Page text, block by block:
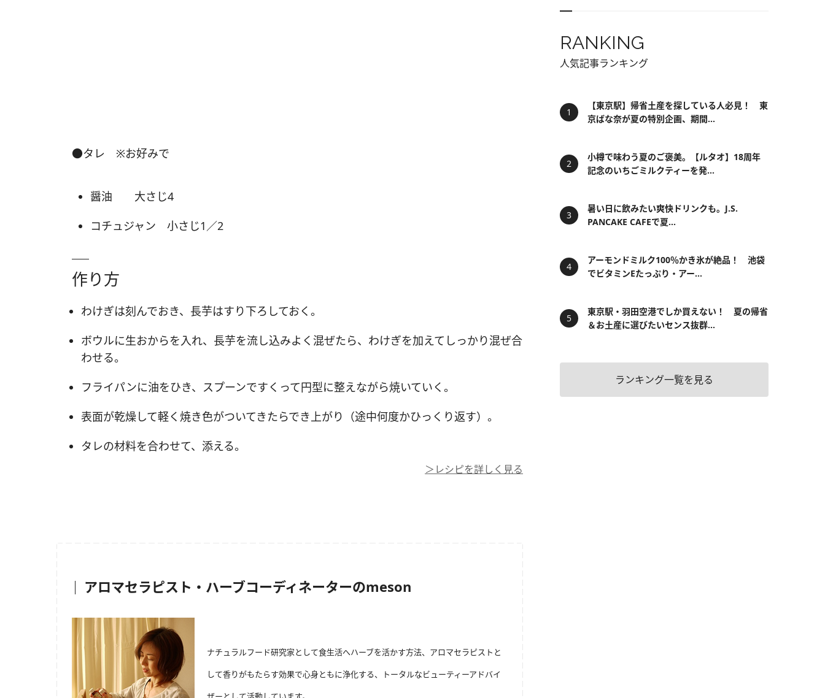
●タレ ※お好みで
醤油 大さじ4
コチュジャン 小さじ1／2
作り方
わけぎは刻んでおき、長芋はすり下ろしておく。
ボウルに生おからを入れ、長芋を流し込みよく混ぜたら、わけぎを加えてしっかり混ぜ合
わせる。
フライパンに油をひき、スプーンですくって円型に整えながら焼いていく。
表面が乾燥して軽く焼き色がついてきたらでき上がり（途中何度かひっくり返す）。
タレの材料を合わせて、添える。
＞レシピを詳しく見る
アロマセラピスト・ハーブコーディネーターのmeson
ナチュラルフード研究家として食生活へハーブを活かす方法、アロマセラピストと
して香りがもたらす効果で心身ともに浄化する、トータルなビューティーアドバイ
RANKING
人気記事ランキング
【東京駅】帰省土産を探している人必見！ 東
京ばな奈が夏の特別企画、期間...
小樽で味わう夏のご褒美。【ルタオ】18周年
記念のいちごミルクティーを発...
暑い日に飲みたい爽快ドリンクも。J.S.
PANCAKE CAFEで夏...
アーモンドミルク100％かき氷が絶品！ 池袋
でビタミンEたっぷり・アー...
東京駅・羽田空港でしか買えない！ 夏の帰省
＆お土産に選びたいセンス抜群...
ランキング一覧を見る